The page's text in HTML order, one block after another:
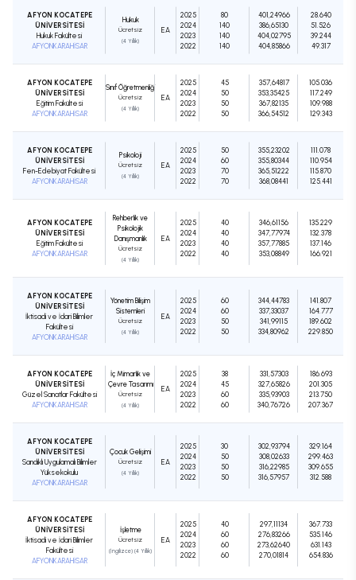
AFYON KOCATEPE
ÜNİVERSİTESİ
Hukuk Fakültesi
AFYONKARAHİSAR
Hukuk
Ücretsiz
(4 Yıllık)
EA
2025
2024
2023
2022
80
140
140
140
401,24966
386,65130
404,02795
404,85866
28.640
51.526
39.244
49.317
AFYON KOCATEPE
ÜNİVERSİTESİ
Eğitim Fakültesi
AFYONKARAHİSAR
Sınıf Öğretmenliği
Ücretsiz
(4 Yıllık)
EA
2025
2024
2023
2022
45
50
50
50
357,64817
353,35425
367,82135
366,54512
105.036
117.249
109.988
129.343
AFYON KOCATEPE
ÜNİVERSİTESİ
Fen-Edebiyat Fakültesi
AFYONKARAHİSAR
Psikoloji
Ücretsiz
(4 Yıllık)
EA
2025
2024
2023
2022
50
60
70
70
355,23202
355,80344
365,51222
368,08441
111.078
110.954
115.870
125.441
AFYON KOCATEPE
ÜNİVERSİTESİ
Eğitim Fakültesi
AFYONKARAHİSAR
Rehberlik ve
Psikolojik
Danışmanlık
Ücretsiz
(4 Yıllık)
EA
2025
2024
2023
2022
40
40
40
40
346,61156
347,77974
357,77885
353,08849
135.229
132.378
137.146
166.921
AFYON KOCATEPE
ÜNİVERSİTESİ
İktisadi ve İdari Bilimler
Fakültesi
AFYONKARAHİSAR
Yönetim Bilişim
Sistemleri
Ücretsiz
(4 Yıllık)
EA
2025
2024
2023
2022
60
60
50
50
344,44783
337,33037
341,99115
334,80962
141.807
164.777
189.602
229.850
AFYON KOCATEPE
ÜNİVERSİTESİ
Güzel Sanatlar Fakültesi
AFYONKARAHİSAR
İç Mimarlık ve
Çevre Tasarımı
Ücretsiz
(4 Yıllık)
EA
2025
2024
2023
2022
38
45
60
60
331,57303
327,65826
335,93903
340,76726
186.693
201.305
213.750
207.367
AFYON KOCATEPE
ÜNİVERSİTESİ
Sandıklı Uygulamalı Bilimler
Yüksekokulu
AFYONKARAHİSAR
Çocuk Gelişimi
Ücretsiz
(4 Yıllık)
EA
2025
2024
2023
2022
30
50
50
50
302,93794
308,02633
316,22985
316,57957
329.164
299.463
309.655
312.588
AFYON KOCATEPE
ÜNİVERSİTESİ
İktisadi ve İdari Bilimler
Fakültesi
AFYONKARAHİSAR
İşletme
Ücretsiz
(İngilizce) (4 Yıllık)
EA
2025
2024
2023
2022
40
60
60
60
297,11134
276,83266
273,62640
270,01814
367.733
535.146
631.143
654.836